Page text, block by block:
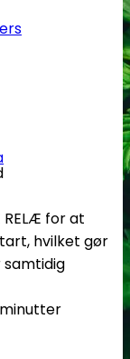
RELÆ for at
hvilket gør